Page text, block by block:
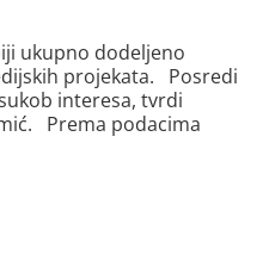
ukupno dodeljeno
projekata. Posredi
interesa, tvrdi
Prema podacima